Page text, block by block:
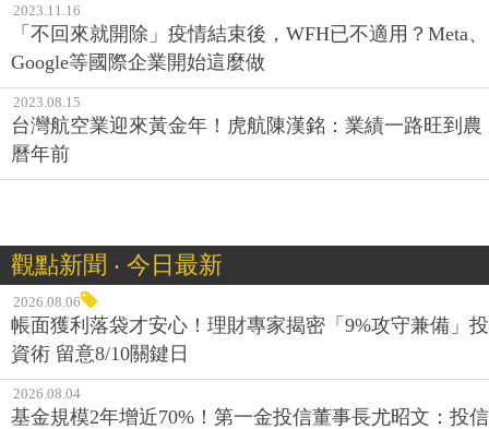
2023.11.16
「不回來就開除」疫情結束後，WFH已不適用？Meta、
Google等國際企業開始這麼做
2023.08.15
台灣航空業迎來黃金年！虎航陳漢銘：業績一路旺到農
曆年前
觀點新聞 ‧ 今日最新
2026.08.06
帳面獲利落袋才安心！理財專家揭密「9%攻守兼備」投
資術 留意8/10關鍵日
2026.08.04
基金規模2年增近70%！第一金投信董事長尤昭文：投信